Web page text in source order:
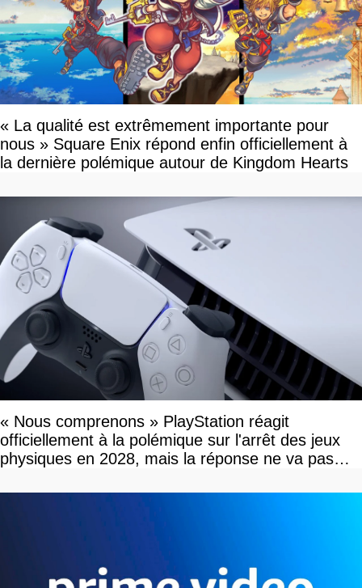
« La qualité est extrêmement importante pour
nous » Square Enix répond enfin officiellement à
la dernière polémique autour de Kingdom Hearts
« Nous comprenons » PlayStation réagit
officiellement à la polémique sur l'arrêt des jeux
physiques en 2028, mais la réponse ne va pas